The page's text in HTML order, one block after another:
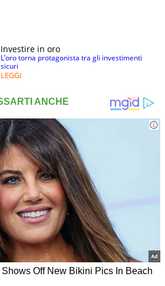
Investire in oro
L’oro torna protagonista tra gli investimenti
sicuri
LEGGI